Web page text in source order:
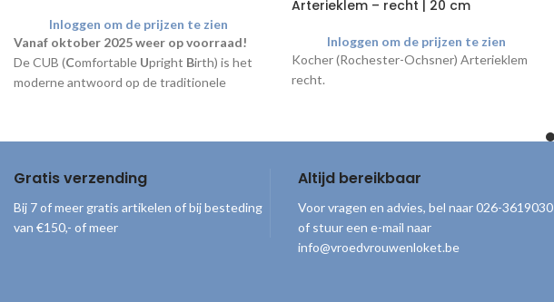
Inloggen om de prijzen te zien
Vanaf oktober 2025 weer op voorraad!
De CUB (Comfortable Upright Birth) is het
moderne antwoord op de traditionele
Arterieklem – recht | 20 cm
Inloggen om de prijzen te zien
Kocher (Rochester-Ochsner) Arterieklem
recht.
Gratis verzending
Bij 7 of meer gratis artikelen of bij besteding
van €150,- of meer
Altijd bereikbaar
Voor vragen en advies, bel naar 026-3619030
of stuur een e-mail naar
info@vroedvrouwenloket.be